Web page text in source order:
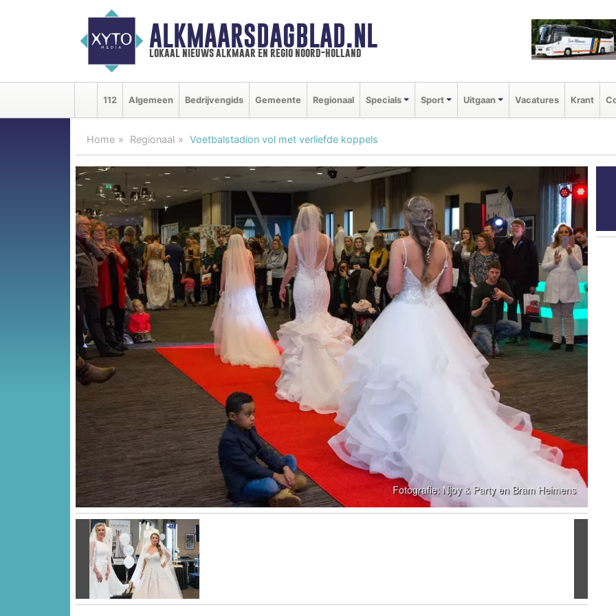
ALKMAARSDAGBLAD.NL
lokaal nieuws alkmaar en regio noord-holland
112 Algemeen Bedrijvengids Gemeente Regionaal Specials Sport Uitgaan Vacatures Krant
Home Regionaal Voetbalstadion vol met verliefde koppels
Vorige